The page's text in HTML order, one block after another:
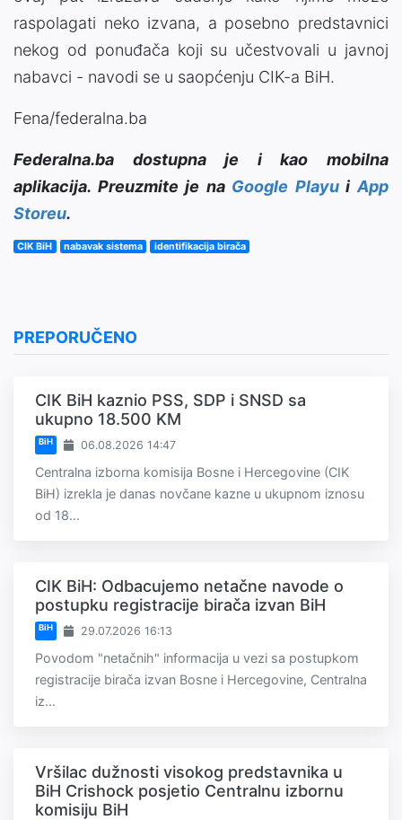
raspolagati neko izvana, a posebno predstavnici
nekog od ponuđača koji su učestvovali u javnoj
nabavci - navodi se u saopćenju CIK-a BiH.
Fena/federalna.ba
Federalna.ba dostupna je i kao mobilna
aplikacija. Preuzmite je na Google PlayuiApp
Storeu.
CIK BiH nabavak sistema identifikacija birača
PREPORUČENO
CIK BiH kaznio PSS, SDP i SNSD sa
ukupno 18.500 KM
BiH 06.08.2026 14:47
Centralna izborna komisija Bosne i Hercegovine (CIK
BiH) izrekla je danas novčane kazne u ukupnom iznosu
od 18...
CIK BiH: Odbacujemo netačne navode o
postupku registracije birača izvan BiH
BiH 29.07.2026 16:13
Povodom "netačnih" informacija u vezi sa postupkom
registracije birača izvan Bosne i Hercegovine, Centralna
iz...
Vršilac dužnosti visokog predstavnika u
BiH Crishock posjetio Centralnu izbornu
komisiju BiH